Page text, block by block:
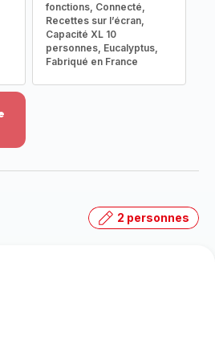
fonctions, Connecté,
Recettes sur l’écran,
Capacité XL 10
personnes, Eucalyptus,
Fabriqué en France
2 personnes